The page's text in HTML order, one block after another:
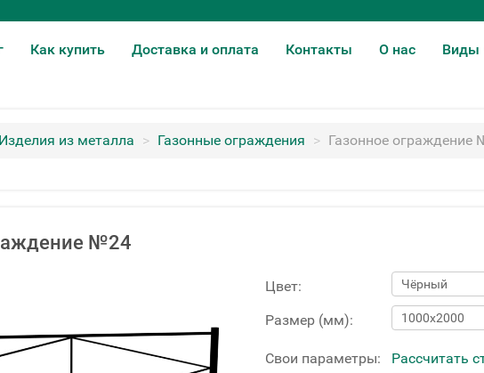
Как купить Доставка и оплата Контакты О нас Виды
Изделия из металла > Газонные ограждения > Газонное ограждение
№24
Цвет:
Размер (мм):
Свои параметры:
Рассчитать